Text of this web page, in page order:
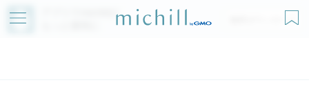
アプリでmichillが
無料ダウンロード